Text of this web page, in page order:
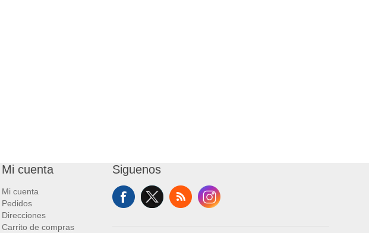
Mi cuenta
Mi cuenta
Pedidos
Direcciones
Carrito de compras
Siguenos